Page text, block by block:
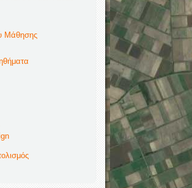
Μάθησης